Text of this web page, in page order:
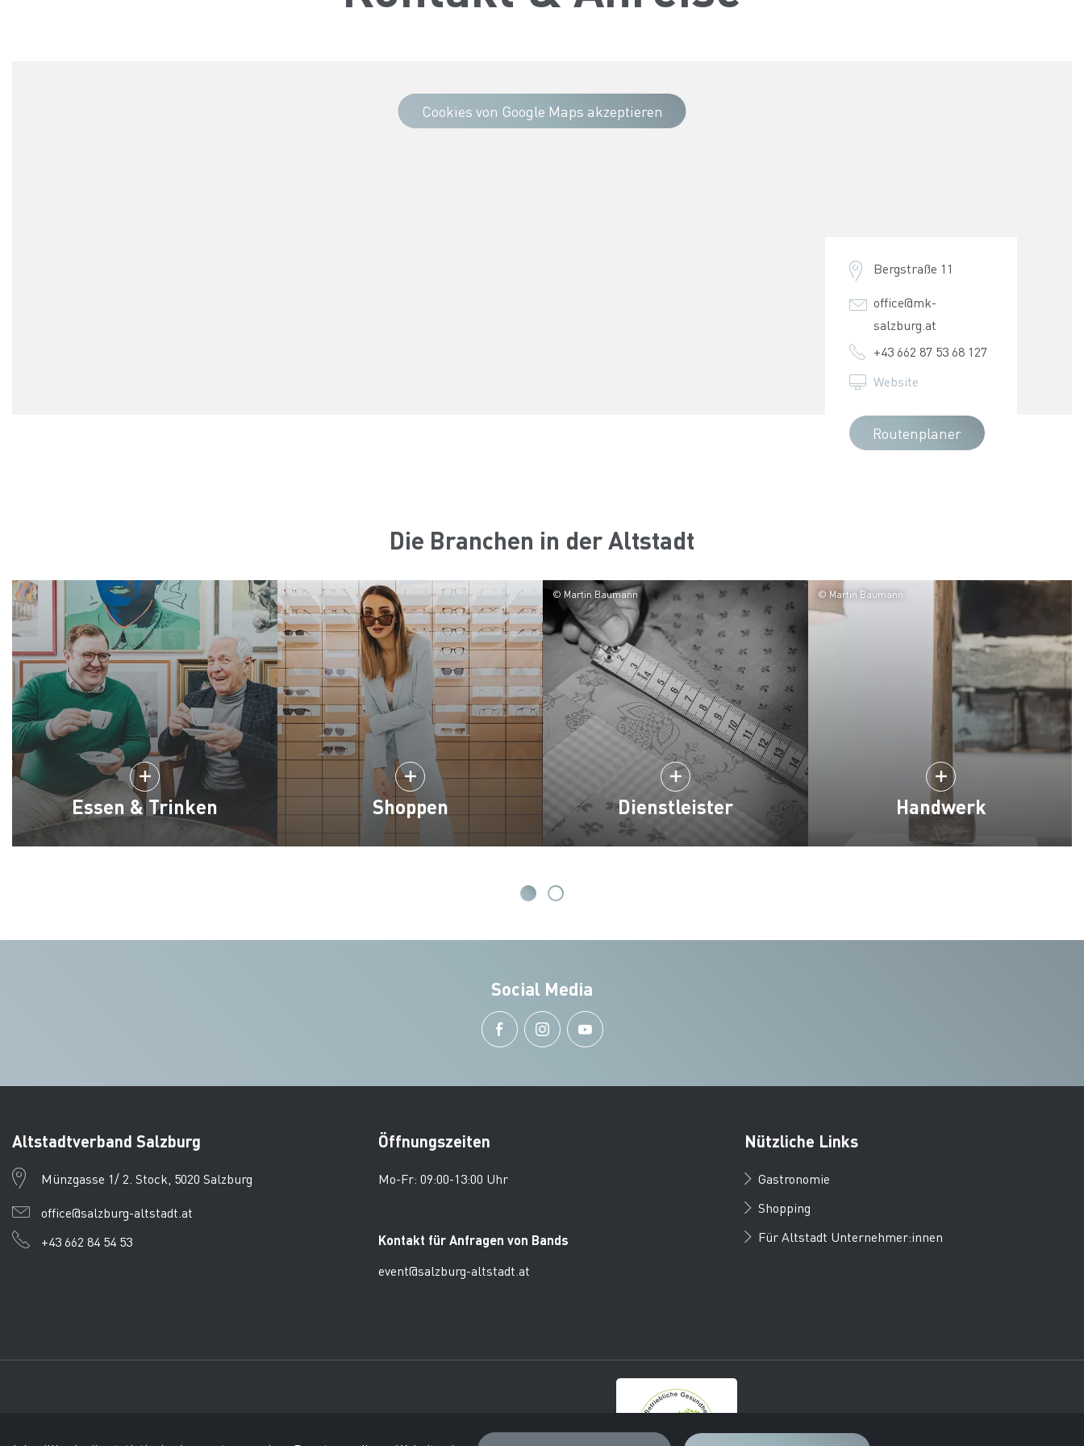
Cookies von Google Maps akzeptieren
Bergstraße 11
office@mk-
salzburg.at
+43 662 87 53 68 127
Website
Routenplaner
Die Branchen in der Altstadt
Essen & Trinken Shoppen
© Martin Baumann
Dienstleister
© Martin Baumann
Handwerk
Social Media
Altstadtverband Salzburg
Münzgasse 1/ 2. Stock, 5020 Salzburg
office@salzburg-altstadt.at
+43 662 84 54 53
Öffnungszeiten
Mo-Fr: 09:00-13:00 Uhr
Kontakt für Anfragen von Bands
event@salzburg-altstadt.at
Nützliche Links
Gastronomie
Shopping
Für Altstadt Unternehmer:innen